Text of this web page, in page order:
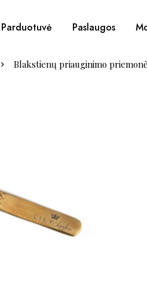
Parduotuvė Paslaugos
Blakstienų priauginimo